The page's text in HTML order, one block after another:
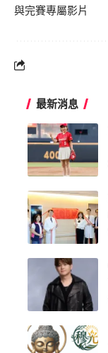
與完賽專屬影片
最新消息